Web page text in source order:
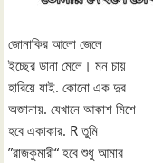
জোনাকির আলো জেলে
ইচ্ছের ডানা মেলে। মন চায়
হারিয়ে যাই. কোনো এক দুর
অজানায়. যেখানে আকাশ মিশে
হবে একাকার. R তুমি
”রাজকুমারী“ হবে শুধু আমার